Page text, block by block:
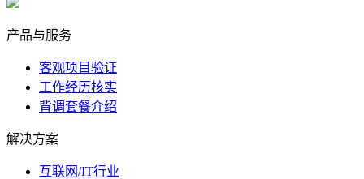
产品与服务
客观项目验证
工作经历核实
背调套餐介绍
解决方案
互联网/IT行业